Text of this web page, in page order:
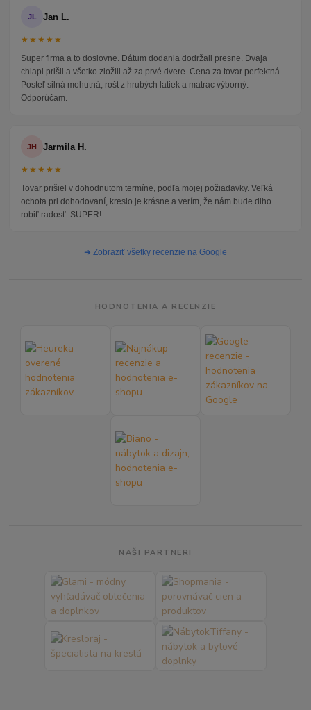
JL Jan L.
★★★★★
Super firma a to doslovne. Dátum dodania dodržali presne. Dvaja
chlapi prišli a všetko zložili až za prvé dvere. Cena za tovar perfektná.
Posteľ silná mohutná, rošt z hrubých latiek a matrac výborný.
Odporúčam.
JH Jarmila H.
★★★★★
Tovar prišiel v dohodnutom termíne, podľa mojej požiadavky. Veľká
ochota pri dohodovaní, kreslo je krásne a verím, že nám bude dlho
robiť radosť. SUPER!
➜ Zobraziť všetky recenzie na Google
HODNOTENIA A RECENZIE
NAŠI PARTNERI